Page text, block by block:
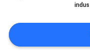
TEKLIF
ISTEĞI